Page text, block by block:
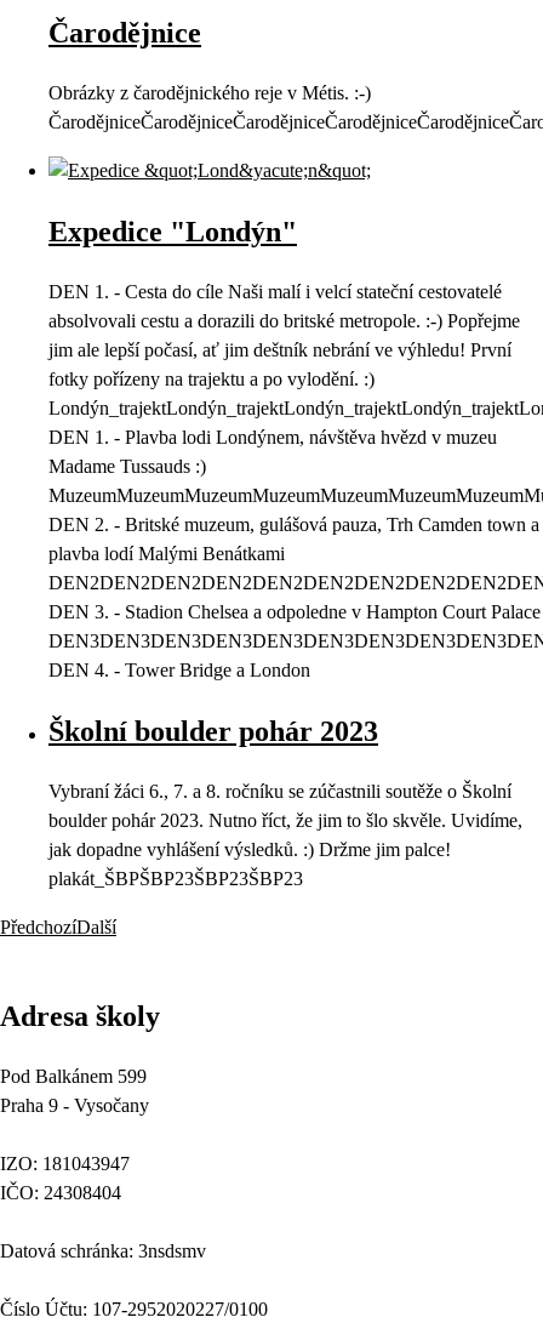
Čarodějnice
Obrázky z čarodějnického reje v Métis. :-)
Expedice "Londýn"
DEN 1. - Cesta do cíle Naši malí i velcí stateční cestovatelé
absolvovali cestu a dorazili do britské metropole. :-) Popřejme
jim ale lepší počasí, ať jim deštník nebrání ve výhledu! První
fotky pořízeny na trajektu a po vylodění. :)
DEN 1. - Plavba lodi Londýnem, návštěva hvězd v muzeu
Madame Tussauds :)
DEN 2. - Britské muzeum, gulášová pauza, Trh Camden town a
plavba lodí Malými Benátkami
DEN 3. - Stadion Chelsea a odpoledne v Hampton Court Palace
DEN 4. - Tower Bridge a London
Školní boulder pohár 2023
Vybraní žáci 6., 7. a 8. ročníku se zúčastnili soutěže o Školní
boulder pohár 2023. Nutno říct, že jim to šlo skvěle. Uvidíme,
jak dopadne vyhlášení výsledků. :) Držme jim palce!
plakát_ŠBPŠBP23ŠBP23ŠBP23
PředchozíDalší
Adresa školy
Pod Balkánem 599
Praha 9 - Vysočany
IZO: 181043947
IČO: 24308404
Datová schránka: 3nsdsmv
Číslo Účtu: 107-2952020227/0100